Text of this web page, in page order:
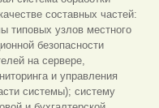
составных частей:
типовых узлов местного
безопасности
на сервере,
и управления
системы); систему